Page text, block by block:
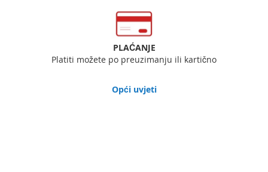
PLAĆANJE
Platiti možete po preuzimanju ili kartično
Opći uvjeti